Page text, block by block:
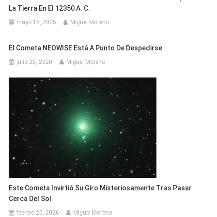
La Tierra En El 12350 A. C.
mayo 15, 2025 Miguel Moreno
El Cometa NEOWISE Está A Punto De Despedirse
julio 25, 2020 Miguel Moreno
Este Cometa Invirtió Su Giro Misteriosamente Tras Pasar
Cerca Del Sol
febrero 20, 2026 Miguel Moreno